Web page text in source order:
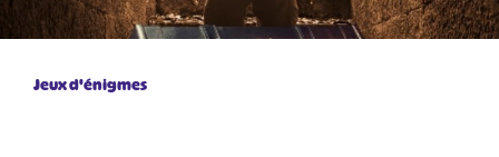
Jeux d'énigmes